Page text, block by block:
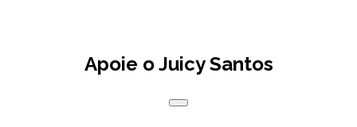
Apoie o Juicy Santos